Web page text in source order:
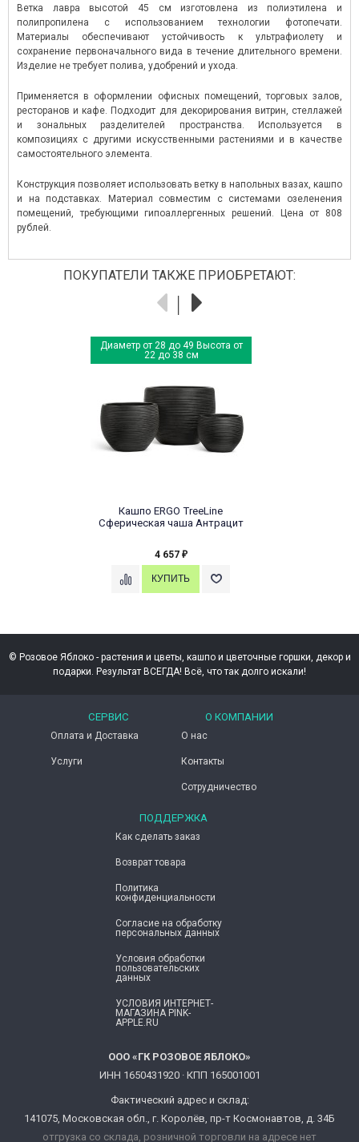
Ветка лавра высотой 45 см изготовлена из полиэтилена и
полипропилена с использованием технологии фотопечати.
Материалы обеспечивают устойчивость к ультрафиолету и
сохранение первоначального вида в течение длительного времени.
Изделие не требует полива, удобрений и ухода.
Применяется в оформлении офисных помещений, торговых залов,
ресторанов и кафе. Подходит для декорирования витрин, стеллажей
и зональных разделителей пространства. Используется в
композициях с другими искусственными растениями и в качестве
самостоятельного элемента.
Конструкция позволяет использовать ветку в напольных вазах, кашпо
и на подставках. Материал совместим с системами озеленения
помещений, требующими гипоаллергенных решений. Цена от 808
рублей.
ПОКУПАТЕЛИ ТАКЖЕ ПРИОБРЕТАЮТ:
Диаметр от 28 до 49 Высота от
22 до 38 см
Кашпо ERGO TreeLine
Сферическая чаша Антрацит
4 657 ₽
© Розовое Яблоко - растения и цветы, кашпо и цветочные горшки, декор и
подарки. Результат ВСЕГДА! Всё, что так долго искали!
СЕРВИС
Оплата и Доставка
Услуги
О КОМПАНИИ
О нас
Контакты
Сотрудничество
ПОДДЕРЖКА
Как сделать заказ
Возврат товара
Политика
конфиденциальности
Согласие ​на обработку
персональных данных
Условия обработки
пользовательских
данных
УСЛОВИЯ ИНТЕРНЕТ-
МАГАЗИНА PINK-
APPLE.RU
ООО «ГК РОЗОВОЕ ЯБЛОКО»
ИНН 1650431920 · КПП 165001001
Фактический адрес и склад:
141075, Московская обл., г. Королёв, пр-т Космонавтов, д. 34Б
отгрузка со склада, розничной торговли на адресе нет